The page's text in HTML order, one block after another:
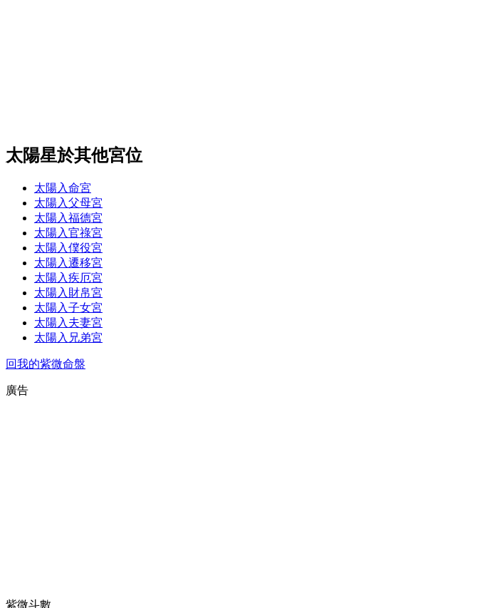
太陽星於其他宮位
太陽入命宮
太陽入父母宮
太陽入福德宮
太陽入官祿宮
太陽入僕役宮
太陽入遷移宮
太陽入疾厄宮
太陽入財帛宮
太陽入子女宮
太陽入夫妻宮
太陽入兄弟宮
回我的紫微命盤
廣告
紫微斗數